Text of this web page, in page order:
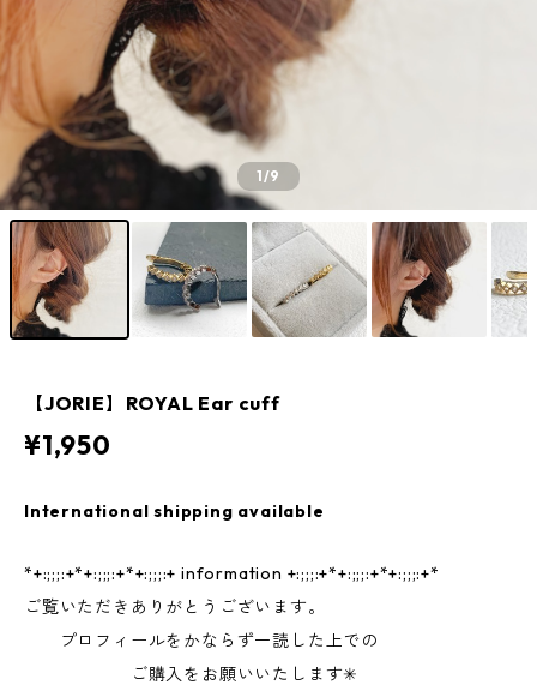
1/9
【JORIE】ROYAL Ear cuff
¥1,950
International shipping available
*+:;;;:+*+:;;;:+*+:;;;:+ information +:;;;:+*+:;;;:+*+:;;;:+*
ご覧いただきありがとうございます。
プロフィールをかならず一読した上での
ご購入をお願いいたします✳︎